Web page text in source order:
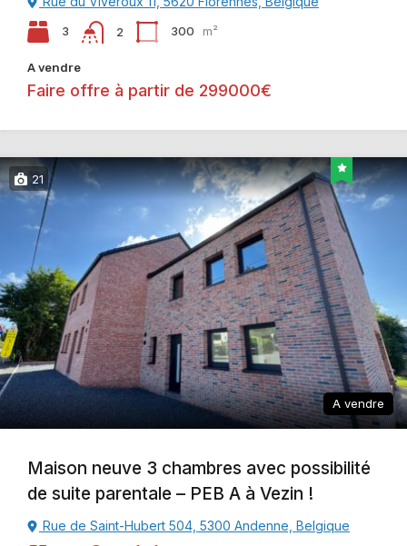
3 2 300 m²
A vendre
Faire offre à partir de 299000€
21
A vendre
Maison neuve 3 chambres avec possibilité
de suite parentale – PEB A à Vezin !
Rue de Saint-Hubert 504, 5300 Andenne, Belgique